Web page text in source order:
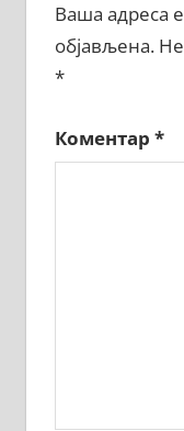
Ваша адреса
објављена.
*
Коментар *